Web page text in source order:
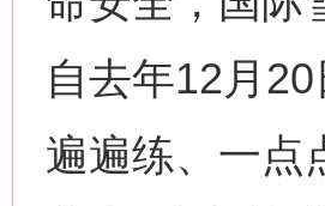
自去年12月
遍遍练、一点